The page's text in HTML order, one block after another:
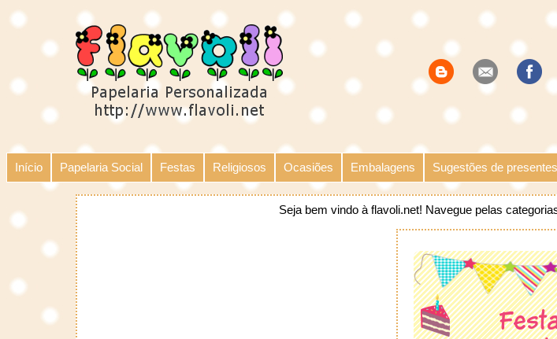
Início Papelaria Social Festas Religiosos Ocasiões Embalagens Sugestões de presentes
Seja bem vindo à flavoli.net! Navegue pelas